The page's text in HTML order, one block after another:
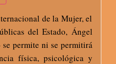
de la Mujer, el
del Estado, Ángel
permite ni se permitirá
física, psicológica y